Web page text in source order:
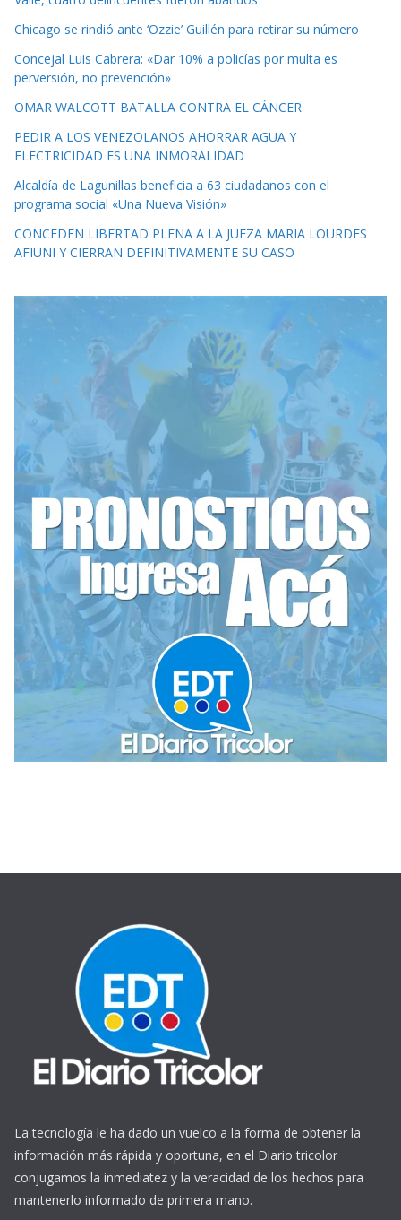
Chicago se rindió ante ‘Ozzie’ Guillén para retirar su número
Concejal Luis Cabrera: «Dar 10% a policías por multa es
perversión, no prevención»
OMAR WALCOTT BATALLA CONTRA EL CÁNCER
PEDIR A LOS VENEZOLANOS AHORRAR AGUA Y
ELECTRICIDAD ES UNA INMORALIDAD
Alcaldía de Lagunillas beneficia a 63 ciudadanos con el
programa social «Una Nueva Visión»
CONCEDEN LIBERTAD PLENA A LA JUEZA MARIA LOURDES
AFIUNI Y CIERRAN DEFINITIVAMENTE SU CASO
La tecnología le ha dado un vuelco a la forma de obtener la
información más rápida y oportuna, en el Diario tricolor
conjugamos la inmediatez y la veracidad de los hechos para
mantenerlo informado de primera mano.